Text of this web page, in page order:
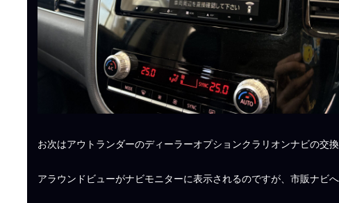
お次はアウトランダーのディーラーオプションクラリオンナビの交
アラウンドビューがナビモニターに表示されるのですが、市販ナビ